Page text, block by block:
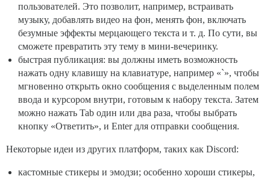
пользователей. Это позволит, например, встраивать
музыку, добавлять видео на фон, менять фон, включать
безумные эффекты мерцающего текста и т. д. По сути, вы
сможете превратить эту тему в мини-вечеринку.
быстрая публикация: вы должны иметь возможность
нажать одну клавишу на клавиатуре, например «`», чтобы
мгновенно открыть окно сообщения с выделенным полем
ввода и курсором внутри, готовым к набору текста. Затем
можно нажать Tab один или два раза, чтобы выбрать
кнопку «Ответить», и Enter для отправки сообщения.
Некоторые идеи из других платформ, таких как Discord:
кастомные стикеры и эмодзи; особенно хороши стикеры,